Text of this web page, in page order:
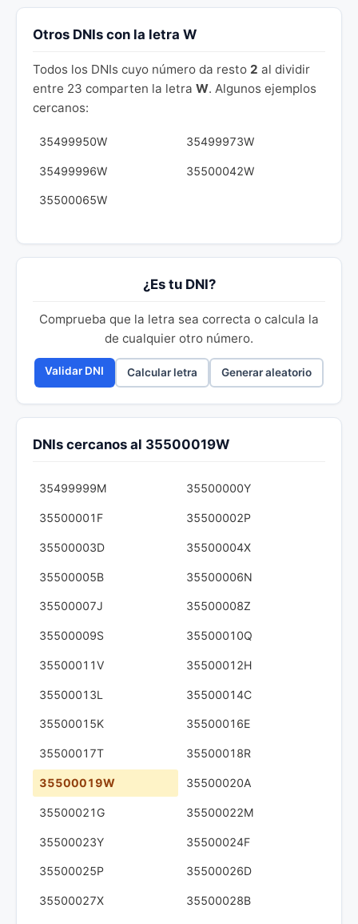
Otros DNIs con la letra W
Todos los DNIs cuyo número da resto 2 al dividir
entre 23 comparten la letra W. Algunos ejemplos
cercanos:
35499950W 35499973W
35499996W 35500042W
35500065W
¿Es tu DNI?
Comprueba que la letra sea correcta o calcula la
de cualquier otro número.
Validar DNI Calcular letra Generar aleatorio
DNIs cercanos al 35500019W
35499999M 35500000Y
35500001F 35500002P
35500003D 35500004X
35500005B 35500006N
35500007J 35500008Z
35500009S 35500010Q
35500011V 35500012H
35500013L 35500014C
35500015K 35500016E
35500017T 35500018R
35500019W 35500020A
35500021G 35500022M
35500023Y 35500024F
35500025P 35500026D
35500027X 35500028B